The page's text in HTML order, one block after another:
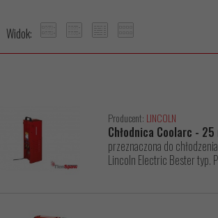
Widok:
Producent: LINCOLN
Chłodnica Coolarc -
przeznaczona do
Lincoln Electric Bester typ.